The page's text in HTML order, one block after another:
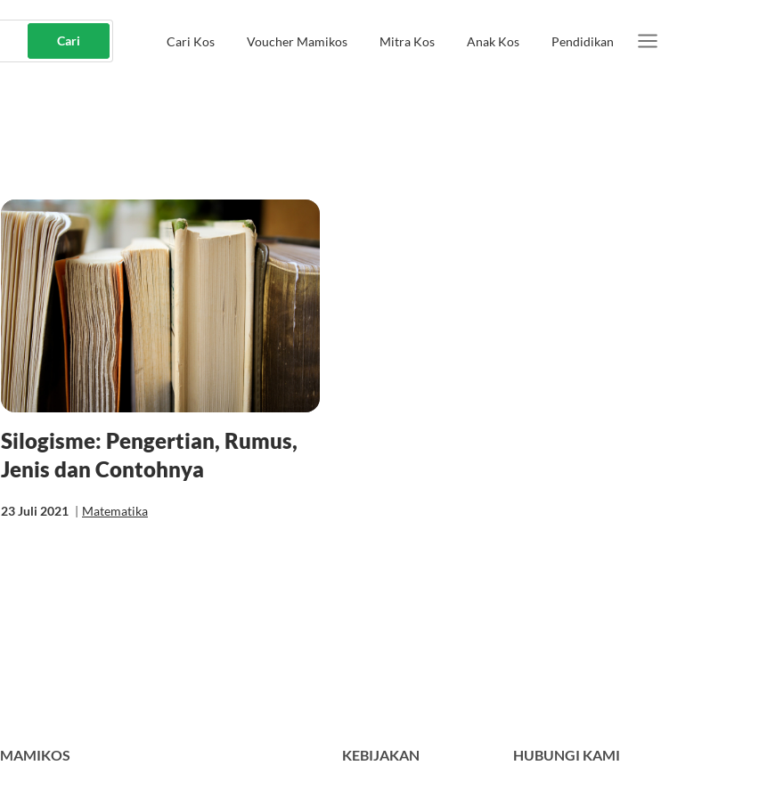
Cari Cari Kos Voucher Mamikos Mitra Kos Anak Kos Pendidikan
Silogisme: Pengertian, Rumus,
Jenis dan Contohnya
23 Juli 2021 | Matematika
MAMIKOS KEBIJAKAN HUBUNGI KAMI